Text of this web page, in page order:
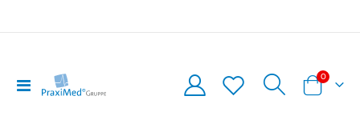
Navigation
umschalten
Warenkorb
0Artikel